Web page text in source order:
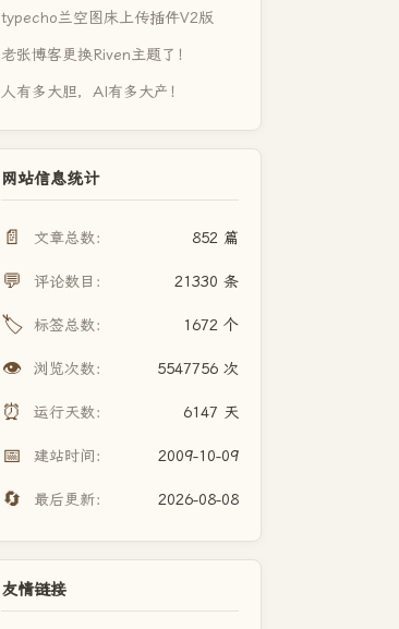
typecho兰空图床上传插件V2版
老张博客更换Riven主题了！
人有多大胆，AI有多大产！
网站信息统计
📄 文章总数： 852 篇
💬 评论数目： 21330 条
🏷️ 标签总数： 1672 个
👁️ 浏览次数： 5547756 次
⏰ 运行天数： 6147 天
📅 建站时间： 2009-10-09
🔄 最后更新： 2026-08-08
友情链接